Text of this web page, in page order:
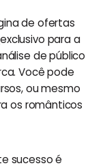
de ofertas
exclusivo para a
de público
Você pode
ou mesmo
os românticos
sucesso é